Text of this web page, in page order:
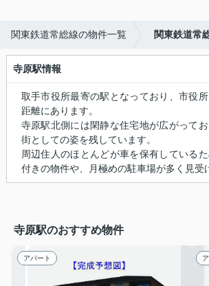
関東鉄道常総線の物件一覧 関東鉄道常
寺原駅情報
取手市役所最寄の駅となっており、市役
距離にあります。
寺原駅北側には閑静な住宅地が広がって
街としての姿を残しています。
周辺住人のほとんどが車を保有している
付きの物件や、月極めの駐車場が多く見受
寺原駅のおすすめ物件
アパート